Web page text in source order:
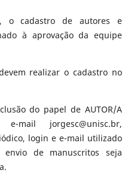
o cadastro de autores e
à aprovação da equipe
realizar o cadastro no
do papel de AUTOR/A
mail jorgesc@unisc.br,
login e e-mail utilizado
de manuscritos seja